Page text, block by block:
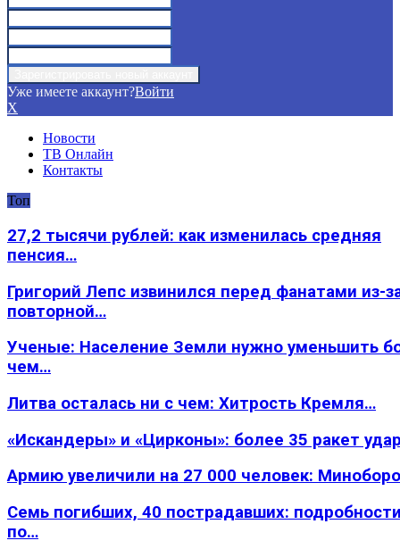
Уже имеете аккаунт?Войти
X
Новости
ТВ Онлайн
Контакты
Топ
27,2 тысячи рублей: как изменилась средняя
пенсия…
Григорий Лепс извинился перед фанатами из-
повторной…
Ученые: Население Земли нужно уменьшить
чем…
Литва осталась ни с чем: Хитрость Кремля…
«Искандеры» и «Цирконы»: более 35 ракет
Армию увеличили на 27 000 человек:
Семь погибших, 40 пострадавших:
по…